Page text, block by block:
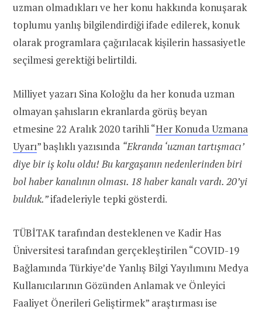
uzman olmadıkları ve her konu hakkında konuşarak
toplumu yanlış bilgilendirdiği ifade edilerek, konuk
olarak programlara çağırılacak kişilerin hassasiyetle
seçilmesi gerektiği belirtildi.
Milliyet yazarı Sina Koloğlu da her konuda uzman
olmayan şahısların ekranlarda görüş beyan
etmesine 22 Aralık 2020 tarihli “Her Konuda Uzmana
Uyarı” başlıklı yazısında “Ekranda ‘uzman tartışmacı’
diye bir iş kolu oldu! Bu kargaşanın nedenlerinden biri
bol haber kanalının olması. 18 haber kanalı vardı. 20’yi
bulduk.”ifadeleriyle tepki gösterdi.
TÜBİTAK tarafından desteklenen ve Kadir Has
Üniversitesi tarafından gerçekleştirilen “COVID-19
Bağlamında Türkiye’de Yanlış Bilgi Yayılımını Medya
Kullanıcılarının Gözünden Anlamak ve Önleyici
Faaliyet Önerileri Geliştirmek” araştırması ise